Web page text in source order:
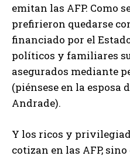
emitan las AFP. Como
prefirieron quedarse
financiado por el
políticos y familiares
asegurados mediante
(piénsese en la esposa
Andrade).
Y los ricos y
cotizan en las AFP,